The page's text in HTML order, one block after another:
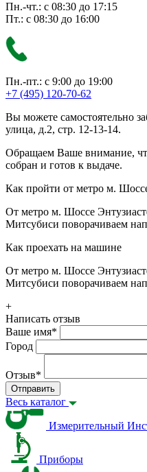
Пн.-чт.: с 08:30 до 17:15
Пт.: с 08:30 до 16:00
Пн.-пт.: с 9:00 до 19:00
+7 (495) 120-70-62
Вы можете самостоятельно
улица, д.2, стр. 12-13-14.
Обращаем Ваше внимание,
собран и готов к выдаче.
Как пройти от метро м.
От метро м. Шоссе
Митсубиси поворачиваем
Как проехать на машине
От метро м. Шоссе
Митсубиси поворачиваем
+
Написать отзыв
Ваше имя*
Город
Отзыв*
Отправить
Весь каталог
Измерительный
Приборы